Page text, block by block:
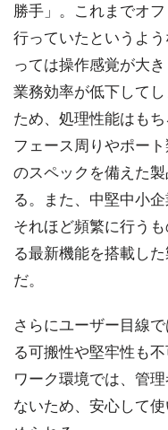
勝手」。これまでオ
行っていたというよ
っては操作感覚が大
業務効率が低下して
ため、処理性能はも
フェース周りやポー
のスペックを備えた
る。また、中堅中小
それほど頻繁に行う
る最新機能を搭載し
だ。
さらにユーザー目線
る可搬性や堅牢性も
ワーク環境では、管
ないため、安心して